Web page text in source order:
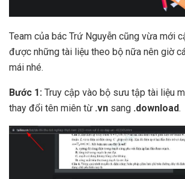
Team của bác Trứ Nguyễn cũng vừa mới
được những tài liệu theo bộ nữa nên giờ
mái nhé.
Bước 1: Truy cập vào bộ sưu tập tài liệu
thay đổi tên miên từ .vn sang .download.